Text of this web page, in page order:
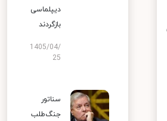
دیپلماسی
بازگردند
1405/04/
25
سناتور
جنگ‌طلب